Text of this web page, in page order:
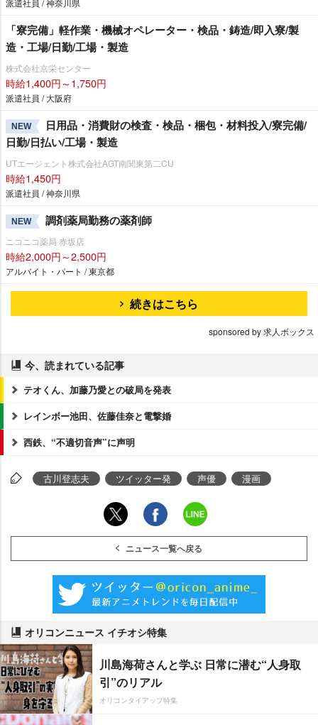
派遣社員 / 神奈川県
「寮完備」軽作業・機械オペレーター・検品・鋳造/即入寮/製
造・工場/日勤/工場・製造
株式会社京栄センター
時給1,400円～1,750円
派遣社員 / 大阪府
NEW
日用品・消費財の検査・検品・梱包・材料投入/寮完備/
日勤/日払い/工場・製造
UTエージェント株式会社AGT南関東第二CU
時給1,450円
派遣社員 / 神奈川県
NEW 調剤薬局勤務の薬剤師
ニコニコ薬局 赤坂店
時給2,000円～2,500円
アルバイト・パート / 東京都
続きはこちら
sponsored by 求人ボックス
今、読まれている記事
テオくん、加藤乃愛との破局を発表
レインボー池田、佐藤佳奈と電撃婚
西鉄、“不適切音声”に声明
古川登志夫 ツイッター発 声優 漫画
ニュース一覧へ戻る
オリコンニュース イチオシ特集
川島海荷さんと学ぶ 日常に潜む“人身取
引”のリアル
オリコンタイアップ特集